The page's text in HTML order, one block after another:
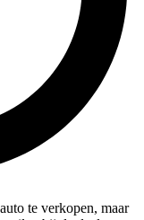
te verkopen, maar